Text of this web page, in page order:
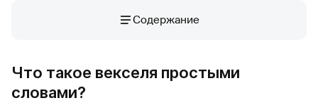
Содержание
Что такое векселя простыми
словами?